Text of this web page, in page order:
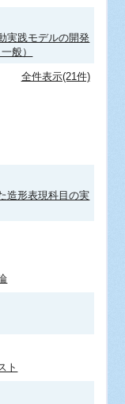
実践モデルの開発
般）
全件表示(21件)
造形表現科目の実
ト